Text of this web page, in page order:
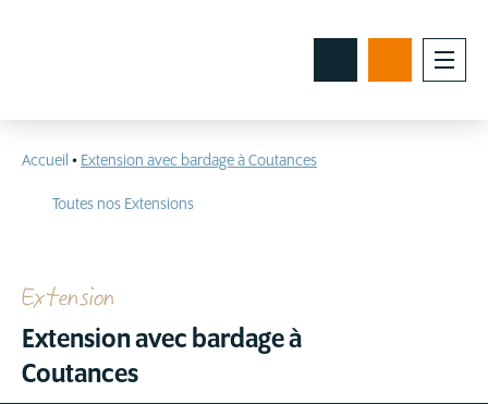
Accueil • Extension avec bardage à Coutances
Toutes nos Extensions
Extension
Extension avec bardage à
Coutances